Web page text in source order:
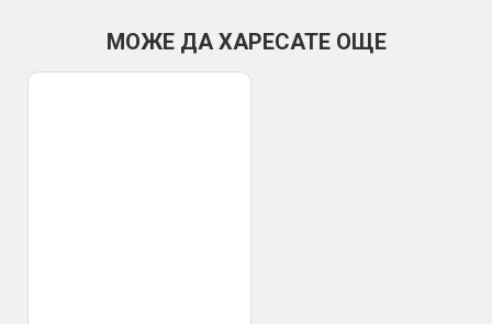
Плащане в брой или с карта на куриер
МОЖЕ ДА ХАРЕСАТЕ ОЩЕ